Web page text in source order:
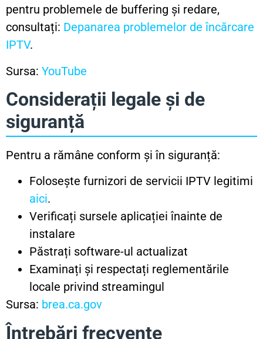
pentru problemele de buffering și redare,
consultați: Depanarea problemelor de încărcare
IPTV.
Sursa: YouTube
Considerații legale și de
siguranță
Pentru a rămâne conform și în siguranță:
Folosește furnizori de servicii IPTV legitimi
aici.
Verificați sursele aplicației înainte de
instalare
Păstrați software-ul actualizat
Examinați și respectați reglementările
locale privind streamingul
Sursa: brea.ca.gov
Întrebări frecvente